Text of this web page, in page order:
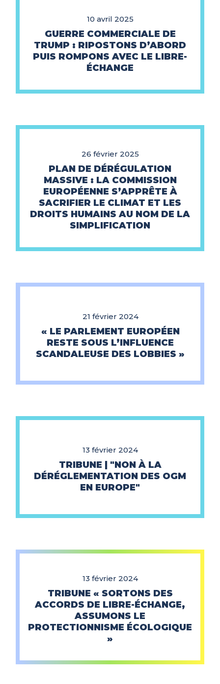
10 avril 2025
GUERRE COMMERCIALE DE
TRUMP : RIPOSTONS D’ABORD
PUIS ROMPONS AVEC LE LIBRE-
ÉCHANGE
26 février 2025
PLAN DE DÉRÉGULATION
MASSIVE : LA COMMISSION
EUROPÉENNE S’APPRÊTE À
SACRIFIER LE CLIMAT ET LES
DROITS HUMAINS AU NOM DE LA
SIMPLIFICATION
21 février 2024
« LE PARLEMENT EUROPÉEN
RESTE SOUS L’INFLUENCE
SCANDALEUSE DES LOBBIES »
13 février 2024
TRIBUNE | "NON À LA
DÉRÉGLEMENTATION DES OGM
EN EUROPE"
13 février 2024
TRIBUNE « SORTONS DES
ACCORDS DE LIBRE-ÉCHANGE,
ASSUMONS LE
PROTECTIONNISME ÉCOLOGIQUE
»